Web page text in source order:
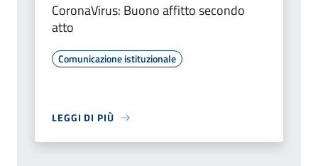
CoronaVirus: Buono affitto secondo
atto
Comunicazione istituzionale
LEGGI DI PIÙ